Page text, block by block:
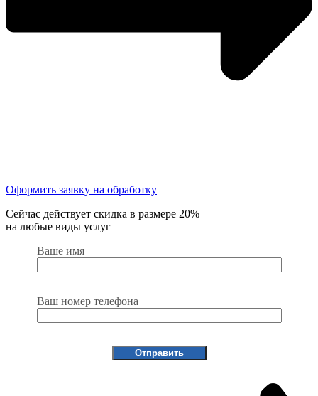
Оформить заявку на обработку
Сейчас действует скидка в размере 20%
на любые виды услуг
Ваше имя
Ваш номер телефона